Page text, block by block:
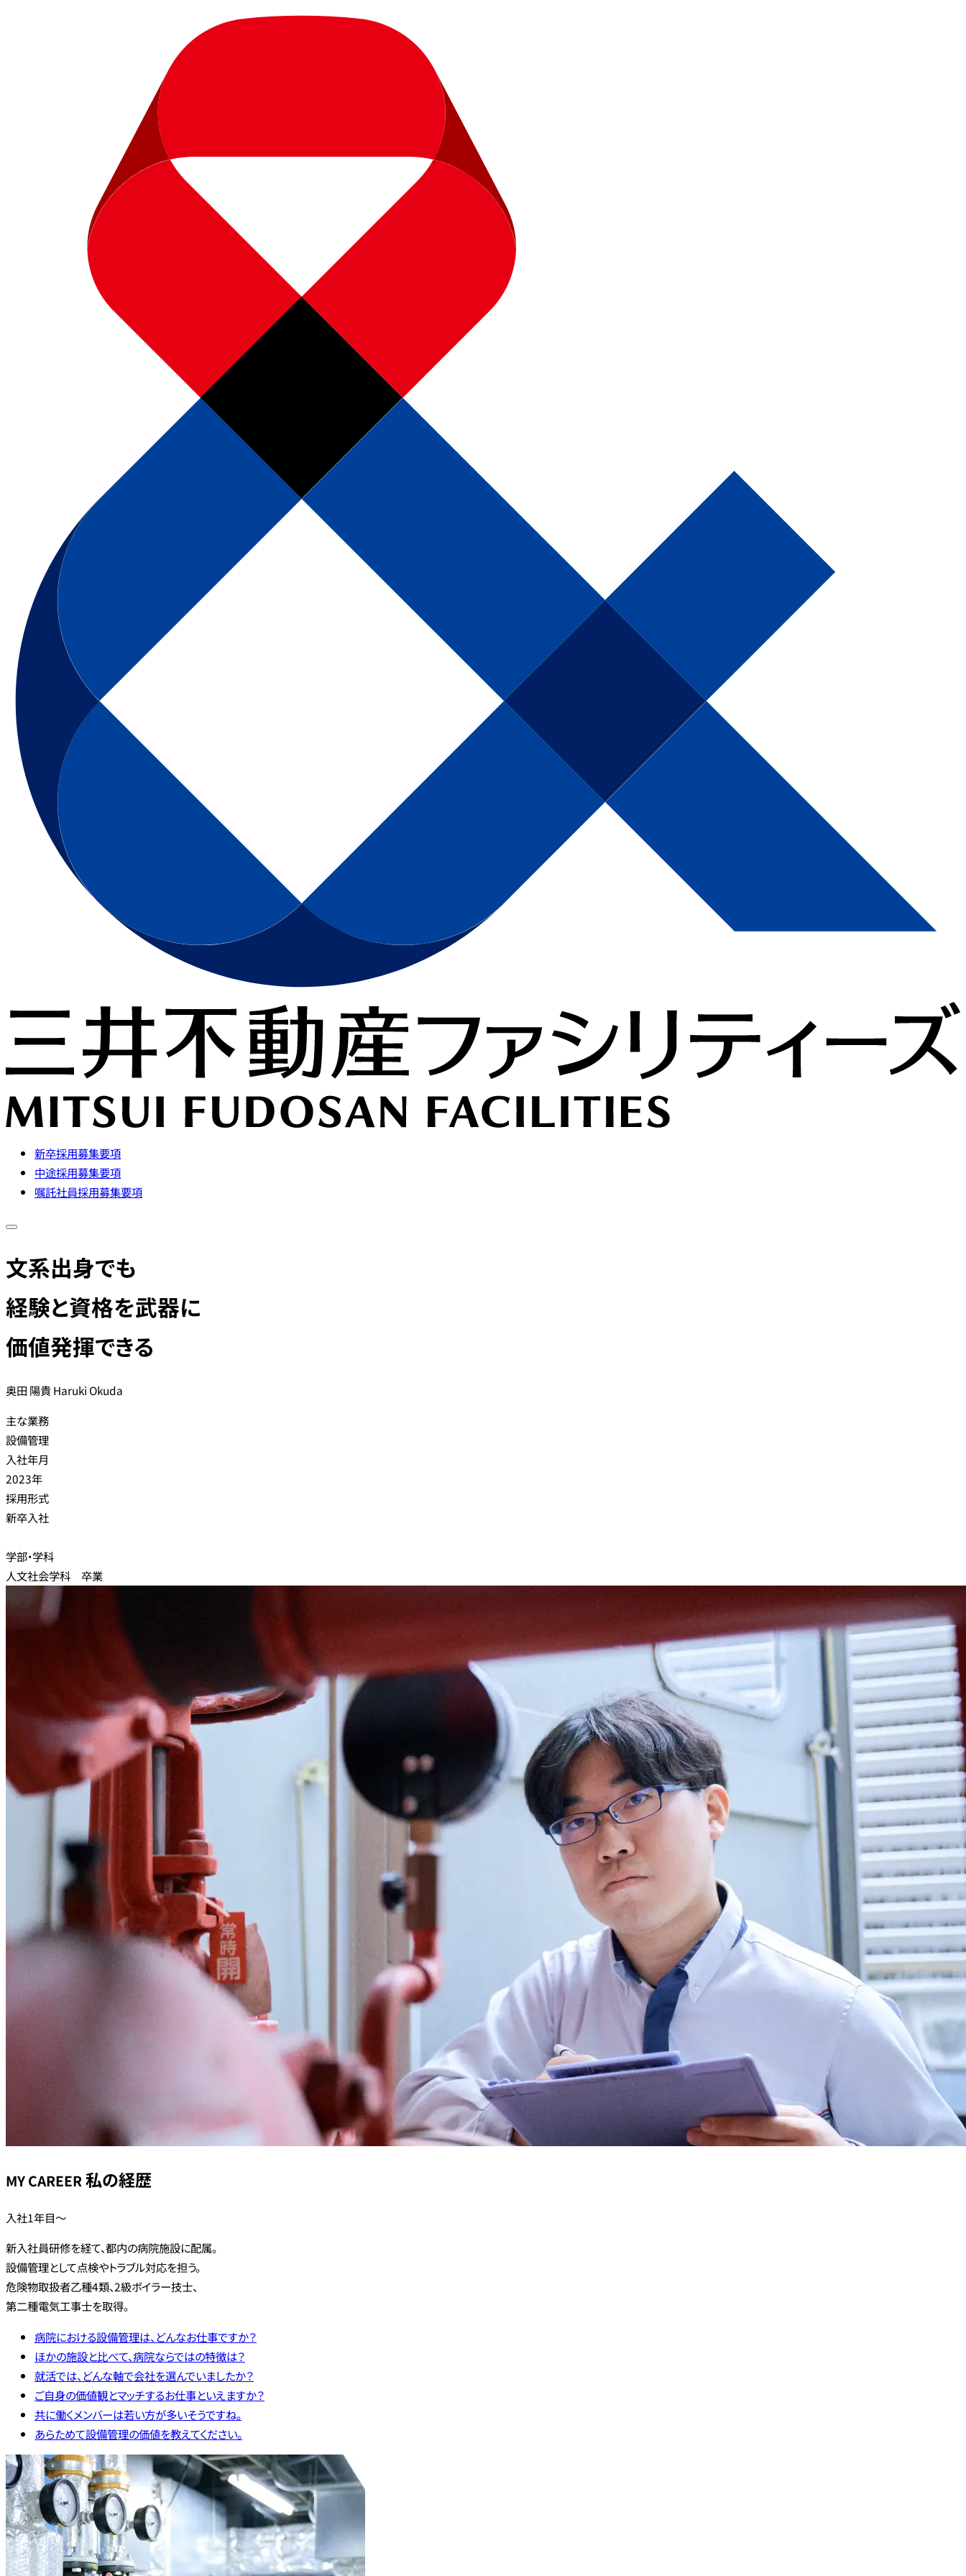
新卒採用募集要項
中途採用募集要項
嘱託社員採用募集要項
文系出身でも
経験と資格を武器に
価値発揮できる
奥田 陽貴Haruki Okuda
主な業務
設備管理
入社年月
2023年
採用形式
新卒入社
学部・学科
人文社会学科 卒業
MY CAREER私の経歴
入社1年目〜
新入社員研修を経て、都内の病院施設に配属。
設備管理として点検やトラブル対応を担う。
危険物取扱者乙種4類、2級ボイラー技士、
第二種電気工事士を取得。
病院における設備管理は、どんなお仕事ですか？
ほかの施設と比べて、病院ならではの特徴は？
就活では、どんな軸で会社を選んでいましたか？
ご自身の価値観とマッチするお仕事といえますか？
共に働くメンバーは若い方が多いそうですね。
あらためて設備管理の価値を教えてください。